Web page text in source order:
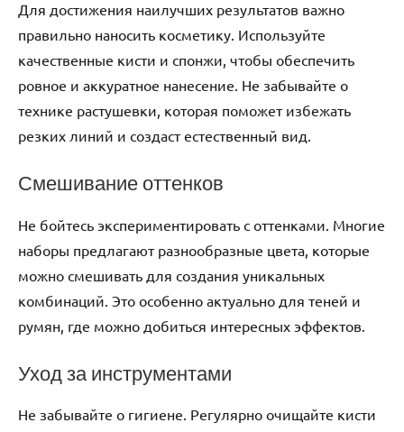
Для достижения наилучших результатов важно
правильно наносить косметику. Используйте
качественные кисти и спонжи, чтобы обеспечить
ровное и аккуратное нанесение. Не забывайте о
технике растушевки, которая поможет избежать
резких линий и создаст естественный вид.
Смешивание оттенков
Не бойтесь экспериментировать с оттенками. Многие
наборы предлагают разнообразные цвета, которые
можно смешивать для создания уникальных
комбинаций. Это особенно актуально для теней и
румян, где можно добиться интересных эффектов.
Уход за инструментами
Не забывайте о гигиене. Регулярно очищайте кисти